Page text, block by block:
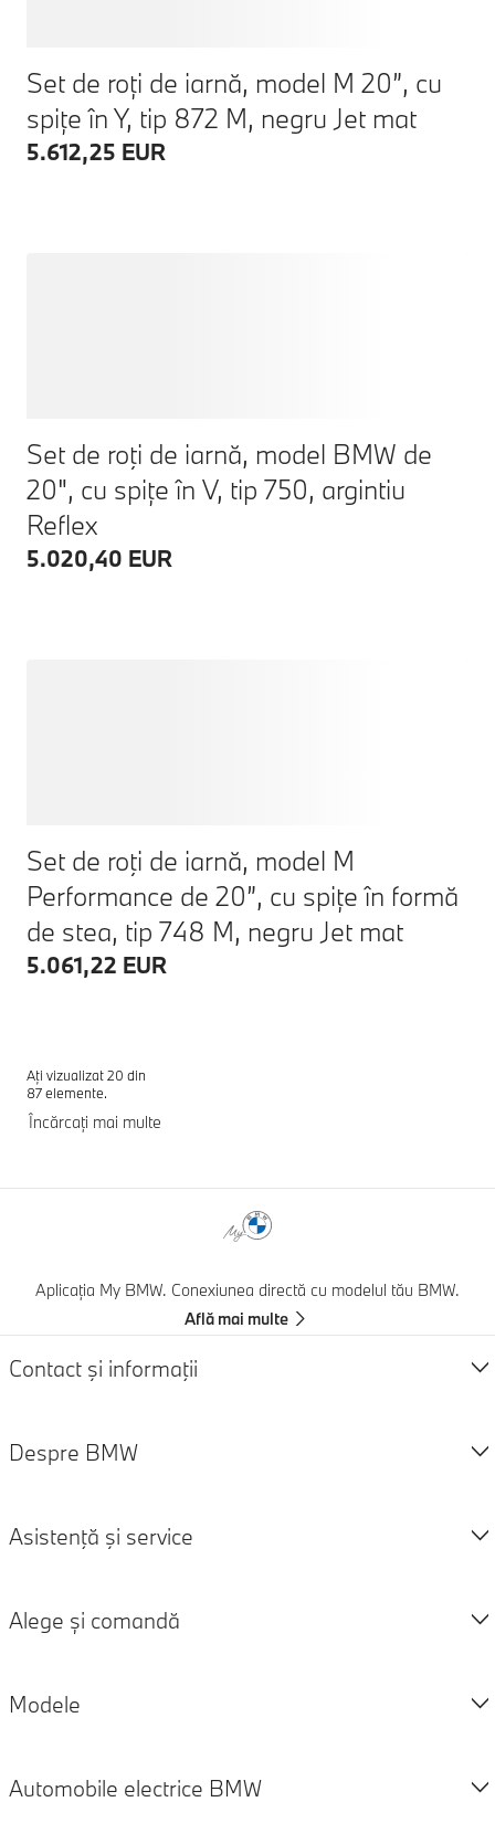
Set de roți de iarnă, model M 20”, cu
spițe în Y, tip 872 M, negru Jet mat
5.612,25 EUR
Set de roţi de iarnă, model BMW de
20", cu spițe în V, tip 750, argintiu
Reflex
5.020,40 EUR
Set de roţi de iarnă, model M
Performance de 20”, cu spițe în formă
de stea, tip 748 M, negru Jet mat
5.061,22 EUR
Ați vizualizat 20 din
87 elemente.
Încărcați mai multe
Note de subsol